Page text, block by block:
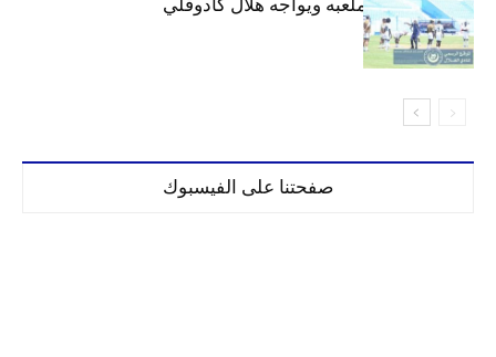
الهلال يتدرب بملعبه ويواجه هلال كادوقلي
وديا عصر الغد
صفحتنا على الفيسبوك